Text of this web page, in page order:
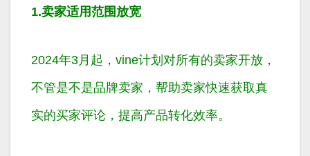
1.卖家适用范围放宽
2024年3月起，vine计划对所有的卖家开放，
不管是不是品牌卖家，帮助卖家快速获取真
实的买家评论，提高产品转化效率。